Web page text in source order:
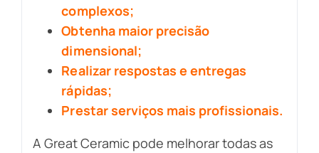
complexos;
Obtenha maior precisão
dimensional;
Realizar respostas e entregas
rápidas;
Prestar serviços mais profissionais.
A Great Ceramic pode melhorar todas as